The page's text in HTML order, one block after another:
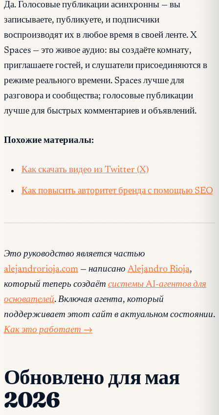
Да. Голосовые публикации асинхронны — вы
записываете, публикуете, и подписчики
воспроизводят их в любое время в своей ленте. X
Spaces — это живое аудио: вы создаёте комнату,
приглашаете гостей, и слушатели присоединяются в
режиме реального времени. Spaces лучше для
разговора и сообщества; голосовые публикации
лучше для быстрых комментариев и объявлений.
Похожие материалы:
Как скачать видео из Twitter (X)
Как повысить авторитет бренда с помощью SEO
Это руководство является частью
alejandrorioja.com — написано Alejandro Rioja,
который теперь создаёт системы AI-агентов для
основателей. Включая агента, который
поддерживает этот сайт в актуальном состоянии.
Как это работает →
Обновлено для мая
2026